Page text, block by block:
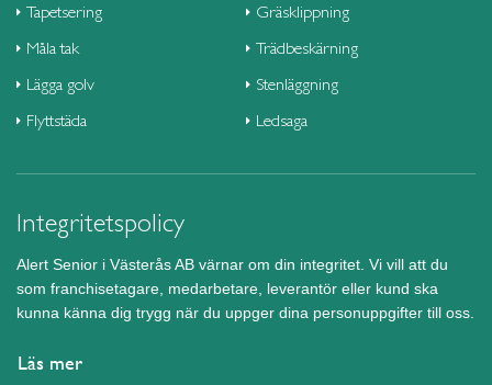
Tapetsering
Måla tak
Lägga golv
Flyttstäda
Gräsklippning
Trädbeskärning
Stenläggning
Ledsaga
Integritetspolicy
Alert Senior i Västerås AB värnar om din integritet. Vi vill att du
som franchisetagare, medarbetare, leverantör eller kund ska
kunna känna dig trygg när du uppger dina personuppgifter till oss.
Läs mer